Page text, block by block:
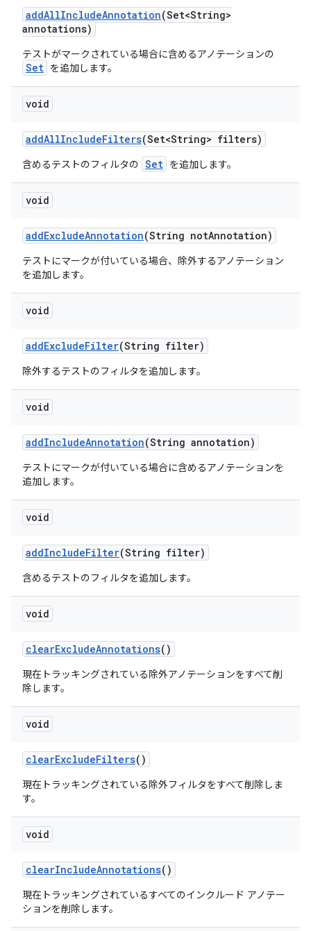
addAllIncludeAnnotation(Set<String>
annotations)
テストがマークされている場合に含めるアノテーションの
Set を追加します。
void
addAllIncludeFilters(Set<String> filters)
含めるテストのフィルタの Set を追加します。
void
addExcludeAnnotation(String notAnnotation)
テストにマークが付いている場合、除外するアノテーション
を追加します。
void
addExcludeFilter(String filter)
除外するテストのフィルタを追加します。
void
addIncludeAnnotation(String annotation)
テストにマークが付いている場合に含めるアノテーションを
追加します。
void
addIncludeFilter(String filter)
含めるテストのフィルタを追加します。
void
clearExcludeAnnotations()
現在トラッキングされている除外アノテーションをすべて削
除します。
void
clearExcludeFilters()
現在トラッキングされている除外フィルタをすべて削除しま
す。
void
clearIncludeAnnotations()
現在トラッキングされているすべてのインクルード アノテー
ションを削除します。